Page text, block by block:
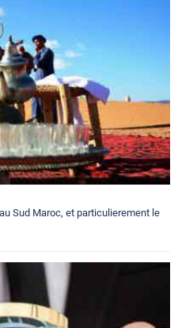
Sud Maroc, et particulierement le